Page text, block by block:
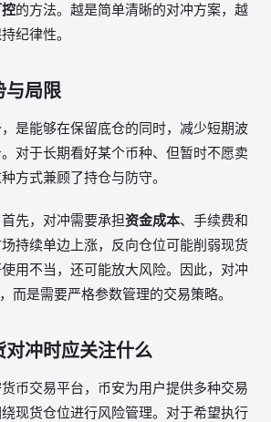
的方法。越是简单清晰的对冲方案，越
纪律性。
与局限
是能够在保留底仓的同时，减少短期波
对于长期看好某个币种、但暂时不愿卖
方式兼顾了持仓与防守。
先，对冲需要承担资金成本、手续费和
持续单边上涨，反向仓位可能削弱现货
用不当，还可能放大风险。因此，对冲
而是需要严格参数管理的交易策略。
冲时应关注什么
币交易平台，币安为用户提供多种交易
现货仓位进行风险管理。对于希望执行